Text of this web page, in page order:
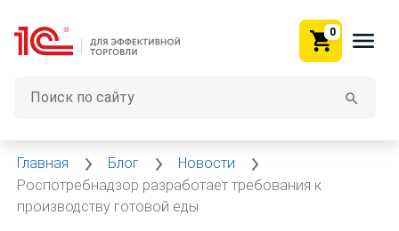
0
Главная Блог
Новости
Роспотребнадзор разработает требования к
производству готовой еды